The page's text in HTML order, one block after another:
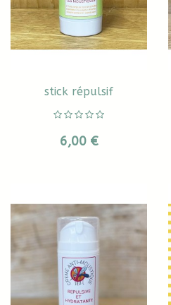
stick répulsif
6,00 €